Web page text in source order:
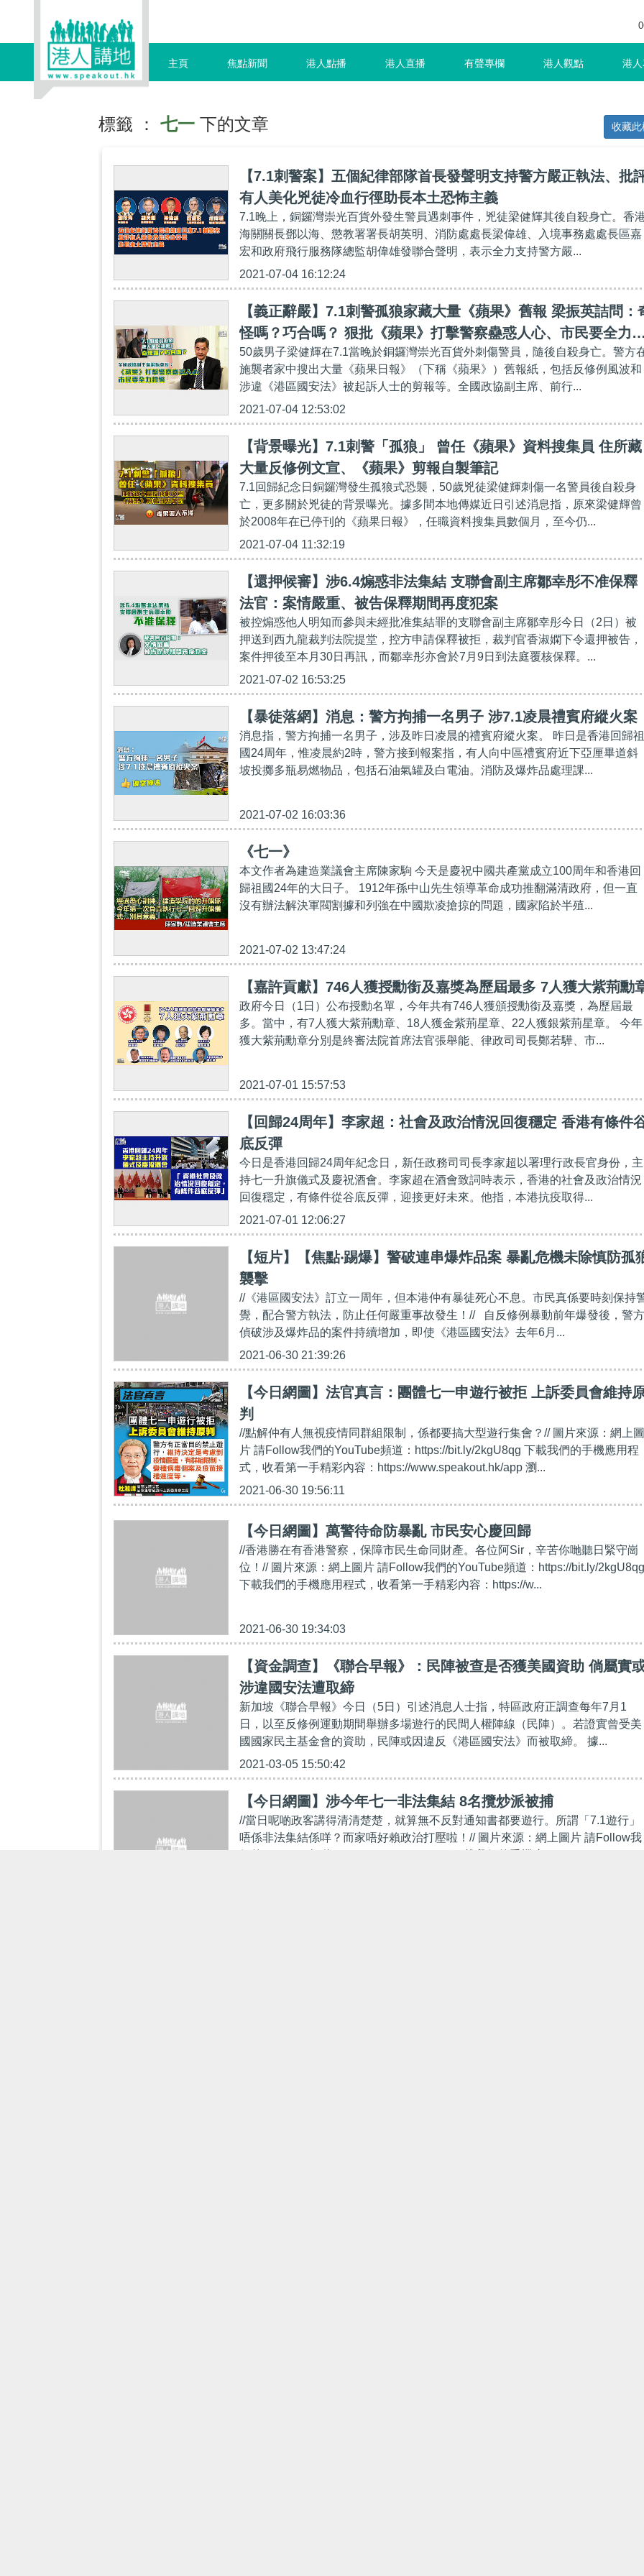
主頁 焦點新聞 港人點播 港人直播 有聲專欄 港人觀點 港
標籤 ： 七一 下的文章 收藏此
【7.1刺警案】五個紀律部隊首長發聲明支持警方嚴正執法、批
有人美化兇徒冷血行徑助長本土恐怖主義
7.1晚上，銅鑼灣崇光百貨外發生警員遇刺事件，兇徒梁健輝其後自殺身亡。香
海關關長鄧以海、懲教署署長胡英明、消防處處長梁偉雄、入境事務處處長區嘉
宏和政府飛行服務隊總監胡偉雄發聯合聲明，表示全力支持警方嚴...
2021-07-04 16:12:24
【義正辭嚴】7.1刺警孤狼家藏大量《蘋果》舊報 梁振英詰問：
怪嗎？巧合嗎？ 狠批《蘋果》打擊警察蠱惑人心、市民要全力
警
50歲男子梁健輝在7.1當晚於銅鑼灣崇光百貨外刺傷警員，隨後自殺身亡。警方
施襲者家中搜出大量《蘋果日報》（下稱《蘋果》）舊報紙，包括反修例風波和
涉違《港區國安法》被起訴人士的剪報等。全國政協副主席、前行...
2021-07-04 12:53:02
【背景曝光】7.1刺警「孤狼」 曾任《蘋果》資料搜集員 住所藏
大量反修例文宣、《蘋果》剪報自製筆記
7.1回歸紀念日銅鑼灣發生孤狼式恐襲，50歲兇徒梁健輝刺傷一名警員後自殺身
亡，更多關於兇徒的背景曝光。據多間本地傳媒近日引述消息指，原來梁健輝曾
於2008年在已停刊的《蘋果日報》，任職資料搜集員數個月，至今仍...
2021-07-04 11:32:19
【還押候審】涉6.4煽惑非法集結 支聯會副主席鄒幸彤不准保釋
法官：案情嚴重、被告保釋期間再度犯案
被控煽惑他人明知而參與未經批准集結罪的支聯會副主席鄒幸彤今日（2日）被
押送到西九龍裁判法院提堂，控方申請保釋被拒，裁判官香淑嫻下令還押被告，
案件押後至本月30日再訊，而鄒幸彤亦會於7月9日到法庭覆核保釋。...
2021-07-02 16:53:25
【暴徒落網】消息：警方拘捕一名男子 涉7.1凌晨禮賓府縱火案
消息指，警方拘捕一名男子，涉及昨日凌晨的禮賓府縱火案。 昨日是香港回歸祖
國24周年，惟凌晨約2時，警方接到報案指，有人向中區禮賓府近下亞厘畢道斜
坡投擲多瓶易燃物品，包括石油氣罐及白電油。消防及爆炸品處理課...
2021-07-02 16:03:36
《七一》
本文作者為建造業議會主席陳家駒 今天是慶祝中國共產黨成立100周年和香港回
歸祖國24年的大日子。 1912年孫中山先生領導革命成功推翻滿清政府，但一直
沒有辦法解決軍閥割據和列強在中國欺凌搶掠的問題，國家陷於半殖...
2021-07-02 13:47:24
【嘉許貢獻】746人獲授勳銜及嘉獎為歷屆最多 7人獲大紫荊勳
政府今日（1日）公布授勳名單，今年共有746人獲頒授勳銜及嘉獎，為歷屆最
多。當中，有7人獲大紫荊勳章、18人獲金紫荊星章、22人獲銀紫荊星章。 今年
獲大紫荊勳章分別是終審法院首席法官張舉能、律政司司長鄭若驊、市...
2021-07-01 15:57:53
【回歸24周年】李家超：社會及政治情況回復穩定 香港有條件
底反彈
今日是香港回歸24周年紀念日，新任政務司司長李家超以署理行政長官身份，主
持七一升旗儀式及慶祝酒會。李家超在酒會致詞時表示，香港的社會及政治情況
回復穩定，有條件從谷底反彈，迎接更好未來。他指，本港抗疫取得...
2021-07-01 12:06:27
【短片】【焦點‧踢爆】警破連串爆炸品案 暴亂危機未除慎防孤
襲擊
//《港區國安法》訂立一周年，但本港仲有暴徒死心不息。市民真係要時刻保持
覺，配合警方執法，防止任何嚴重事故發生！// 自反修例暴動前年爆發後，警方
偵破涉及爆炸品的案件持續增加，即使《港區國安法》去年6月...
2021-06-30 21:39:26
【今日網圖】法官真言：團體七一申遊行被拒 上訴委員會維持
判
//點解仲有人無視疫情同群組限制，係都要搞大型遊行集會？// 圖片來源：網上圖
片 請Follow我們的YouTube頻道：https://bit.ly/2kgU8qg 下載我們的手機應用程
式，收看第一手精彩內容：https://www.speakout.hk/app 瀏...
2021-06-30 19:56:11
【今日網圖】萬警待命防暴亂 市民安心慶回歸
//香港勝在有香港警察，保障市民生命同財產。各位阿Sir，辛苦你哋聽日緊守崗
位！// 圖片來源：網上圖片 請Follow我們的YouTube頻道：https://bit.ly/2kgU8qg
下載我們的手機應用程式，收看第一手精彩內容：https://w...
2021-06-30 19:34:03
【資金調查】《聯合早報》：民陣被查是否獲美國資助 倘屬實
涉違國安法遭取締
新加坡《聯合早報》今日（5日）引述消息人士指，特區政府正調查每年7月1
日，以至反修例運動期間舉辦多場遊行的民間人權陣線（民陣）。若證實曾受美
國國家民主基金會的資助，民陣或因違反《港區國安法》而被取締。 據...
2021-03-05 15:50:42
【今日網圖】涉今年七一非法集結 8名攬炒派被捕
//當日呢啲政客講得清清楚楚，就算無不反對通知書都要遊行。所謂「7.1遊行」
唔係非法集結係咩？而家唔好賴政治打壓啦！// 圖片來源：網上圖片 請Follow我